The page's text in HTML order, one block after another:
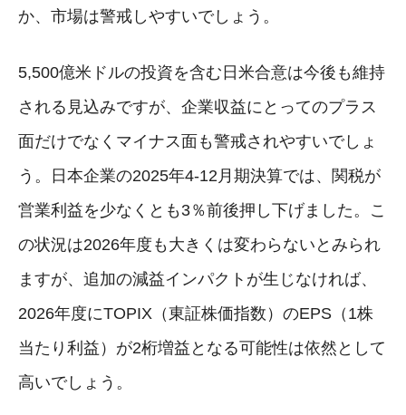
か、市場は警戒しやすいでしょう。
5,500億米ドルの投資を含む日米合意は今後も維持
される見込みですが、企業収益にとってのプラス
面だけでなくマイナス面も警戒されやすいでしょ
う。日本企業の2025年4-12月期決算では、関税が
営業利益を少なくとも3％前後押し下げました。こ
の状況は2026年度も大きくは変わらないとみられ
ますが、追加の減益インパクトが生じなければ、
2026年度にTOPIX（東証株価指数）のEPS（1株
当たり利益）が2桁増益となる可能性は依然として
高いでしょう。